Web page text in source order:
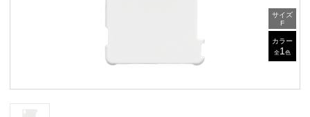
サイズ
F
カラー
全1 色